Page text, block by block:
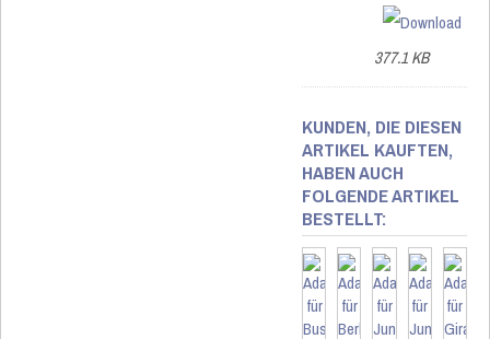
377.1 KB
KUNDEN, DIE DIESEN
ARTIKEL KAUFTEN,
HABEN AUCH
FOLGENDE ARTIKEL
BESTELLT: